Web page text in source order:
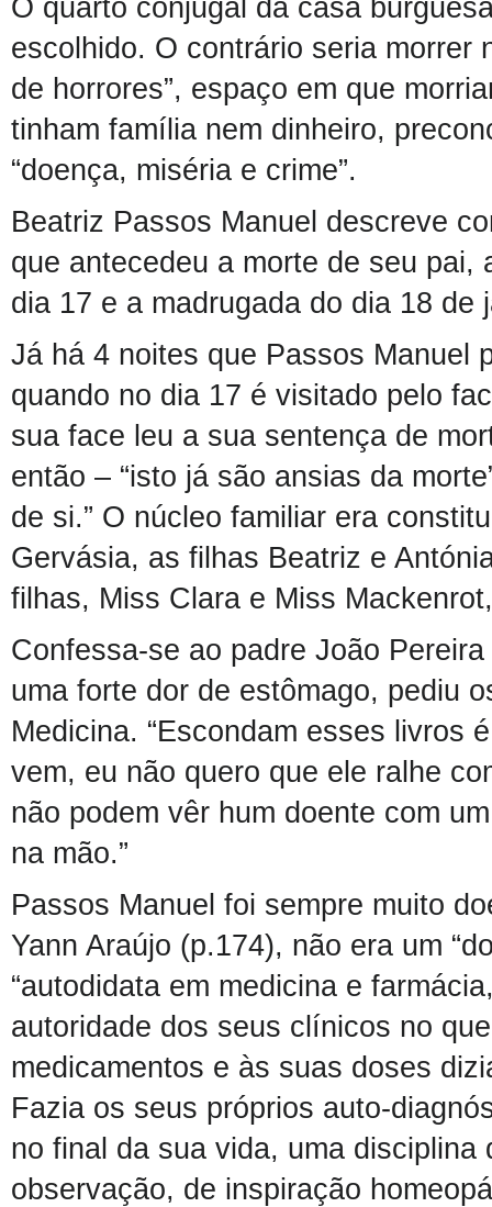
O quarto conjugal da casa
escolhido. O contrário seria morrer
de horrores”, espaço em que
tinham família nem dinheiro,
“doença, miséria e crime”.
Beatriz Passos Manuel descreve
que antecedeu a morte de seu pai,
dia 17 e a madrugada do dia 18 de
Já há 4 noites que Passos Manuel
quando no dia 17 é visitado pelo
sua face leu a sua sentença de
então – “isto já são ansias da
de si.” O núcleo familiar era
Gervásia, as filhas Beatriz e
filhas, Miss Clara e Miss
Confessa-se ao padre João Pereira
uma forte dor de estômago, pediu
Medicina. “Escondam esses livros
vem, eu não quero que ele ralhe
não podem vêr hum doente com
na mão.”
Passos Manuel foi sempre muito
Yann Araújo (p.174), não era um
“autodidata em medicina e
autoridade dos seus clínicos no
medicamentos e às suas doses
Fazia os seus próprios auto-
no final da sua vida, uma disciplina
observação, de inspiração